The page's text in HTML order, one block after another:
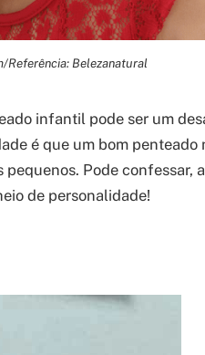
Referência: Belezanatural
infantil pode ser um
é que um bom penteado
Pode confessar,
de personalidade!